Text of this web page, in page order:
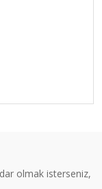
olmak isterseniz,